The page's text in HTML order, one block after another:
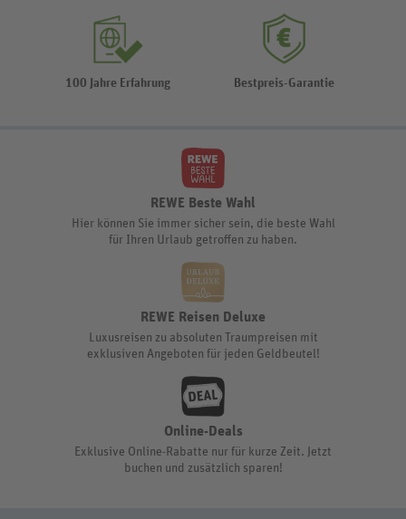
100 Jahre Erfahrung Bestpreis-Garantie
REWE Beste Wahl
Hier können Sie immer sicher sein, die beste Wahl
für Ihren Urlaub getroffen zu haben.
REWE Reisen Deluxe
Luxusreisen zu absoluten Traumpreisen mit
exklusiven Angeboten für jeden Geldbeutel!
Online-Deals
Exklusive Online-Rabatte nur für kurze Zeit. Jetzt
buchen und zusätzlich sparen!